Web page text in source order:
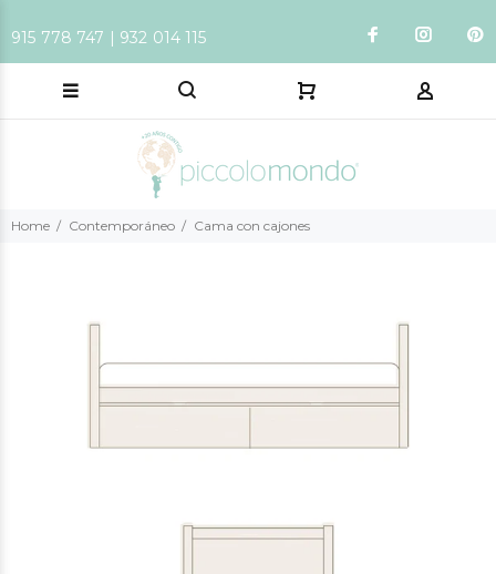
915 778 747 | 932 014 115
Home Contemporáneo Cama con cajones